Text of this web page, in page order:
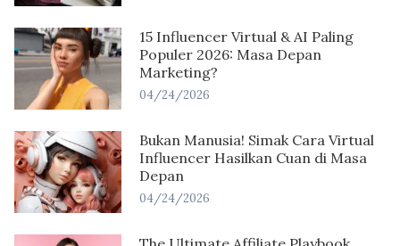
15 Influencer Virtual & AI Paling
Populer 2026: Masa Depan
Marketing?
04/24/2026
Bukan Manusia! Simak Cara Virtual
Influencer Hasilkan Cuan di Masa
Depan
04/24/2026